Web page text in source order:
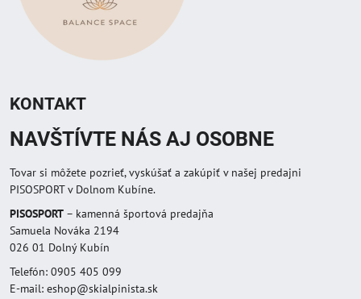
KONTAKT
NAVŠTÍVTE NÁS AJ OSOBNE
Tovar si môžete pozrieť, vyskúšať a zakúpiť v našej predajni
PISOSPORT v Dolnom Kubíne.
PISOSPORT – kamenná športová predajňa
Samuela Nováka 2194
026 01 Dolný Kubín
Telefón: 0905 405 099
E-mail: eshop@skialpinista.sk